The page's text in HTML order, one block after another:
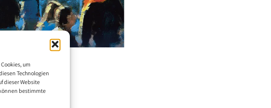
um
Technologien
dieser Website
bestimmte